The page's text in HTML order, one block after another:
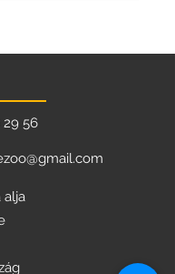
29 56
alja